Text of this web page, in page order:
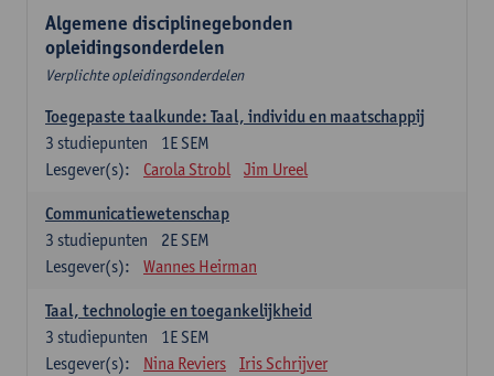
Algemene disciplinegebonden
opleidingsonderdelen
Verplichte opleidingsonderdelen
Toegepaste taalkunde: Taal, individu en maatschappij
1E SEM
3 studiepunten
Lesgever(s):
Carola Strobl Jim Ureel
Communicatiewetenschap
2E SEM
3 studiepunten
Lesgever(s):
Wannes Heirman
Taal, technologie en toegankelijkheid
1E SEM
3 studiepunten
Lesgever(s):
Nina Reviers
Iris Schrijver